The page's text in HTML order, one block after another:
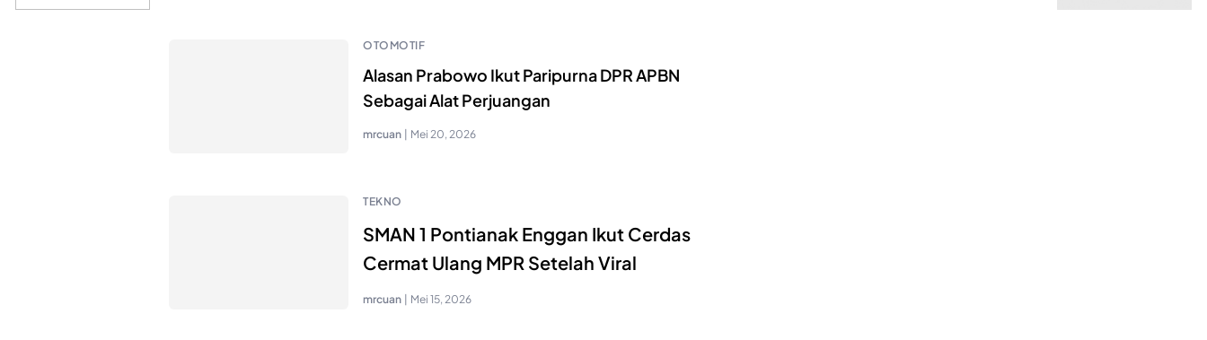
OTOMOTIF
Alasan Prabowo Ikut Paripurna DPR APBN
Sebagai Alat Perjuangan
mrcuan | Mei 20, 2026
TEKNO
SMAN 1 Pontianak Enggan Ikut Cerdas
Cermat Ulang MPR Setelah Viral
mrcuan | Mei 15, 2026